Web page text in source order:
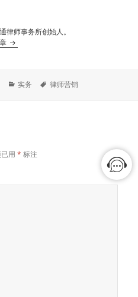
律师事务所创始人。
分
实务
标
律师营销
已用* 标注